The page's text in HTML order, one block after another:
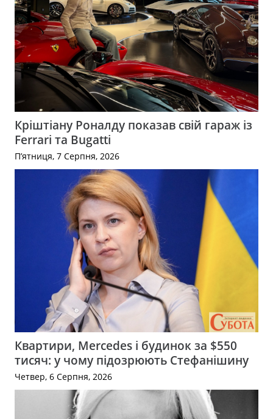
Кріштіану Роналду показав свій гараж із
Ferrari та Bugatti
П’ятниця, 7 Серпня, 2026
Квартири, Mercedes і будинок за $550
тисяч: у чому підозрюють Стефанішину
Четвер, 6 Серпня, 2026